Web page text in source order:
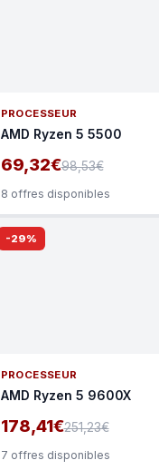
PROCESSEUR
AMD Ryzen 5 5500
69,32€98,53€
8 offres disponibles
-29%
PROCESSEUR
AMD Ryzen 5 9600X
178,41€251,23€
7 offres disponibles